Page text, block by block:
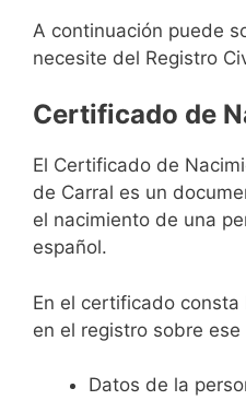
A continuación puede
necesite del Registro
Certificado de
El Certificado de
de Carral es un
el nacimiento de una
español.
En el certificado
en el registro sobre ese
Datos de la